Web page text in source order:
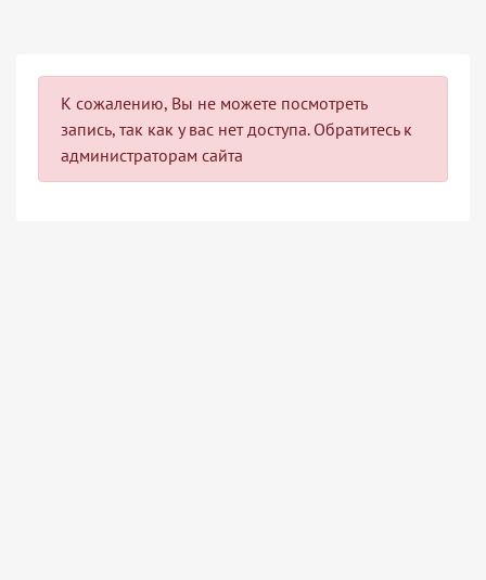
К сожалению, Вы не можете посмотреть
запись, так как у вас нет доступа. Обратитесь к
администраторам сайта